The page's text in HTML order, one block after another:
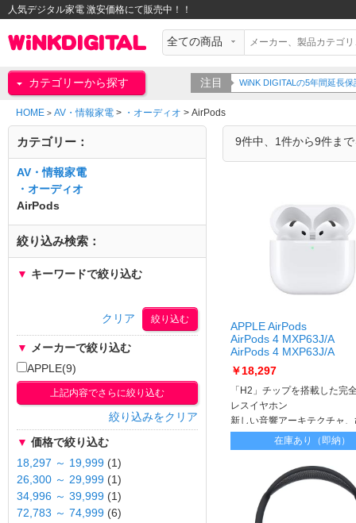
人気デジタル家電 激安価格にて販売中！！
カテゴリーから探す 注目 WiNK DIGITALの5年間延長
HOME > AV・情報家電 > ・オーディオ > AirPods
9件中、1件から9件ま
APPLE AirPods
AirPods 4 MXP63J/A
AirPods 4 MXP63J/A
￥18,297
「H2」チップを搭載した完
レスイヤホン
新しい音響アーキテクチャ
低減するドライバ、ハイダ
レンジアンプを備える
在庫あり（即納）
カテゴリー：
AV・情報家電
・オーディオ
AirPods
絞り込み検索：
▼ キーワードで絞り込む
クリア
▼ メーカーで絞り込む
APPLE(9)
上記内容でさらに絞り込む
絞り込みをクリア
▼ 価格で絞り込む
18,297 ～ 19,999 (1)
26,300 ～ 29,999 (1)
34,996 ～ 39,999 (1)
72,783 ～ 74,999 (6)